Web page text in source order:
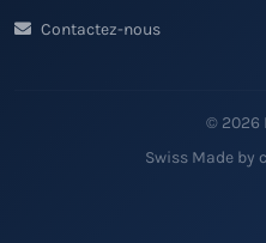
Contactez-nous
© 2026
Swiss Made by